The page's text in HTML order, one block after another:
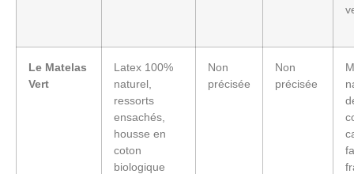
Le Matelas
Vert
Latex 100%
naturel,
ressorts
ensachés,
housse en
coton
biologique
Non
précisée
Non
précisée